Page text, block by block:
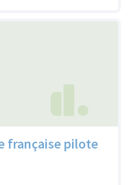
française pilote